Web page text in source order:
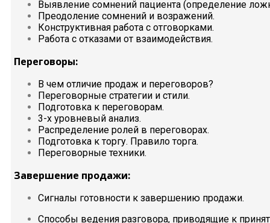
Выявление сомнений пациента (определение
Преодоление сомнений и возражений.
Конструктивная работа с отговорками.
Работа с отказами от взаимодействия.
Переговоры:
В чем отличие продаж и переговоров?
Переговорные стратегии и стили.
Подготовка к переговорам.
3-х уровневый анализ.
Распределение ролей в переговорах.
Подготовка к торгу. Правило торга.
Переговорные техники.
Завершение продажи:
Сигналы готовности к завершению продажи.
Способы ведения разговора, приводящие к